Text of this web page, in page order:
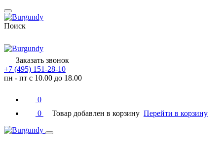
Поиск
Заказать звонок
+7 (495) 151-28-10
пн - пт с 10.00 до 18.00
0
0
Товар добавлен в корзину Перейти в корзину